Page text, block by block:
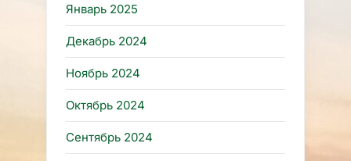
Январь 2025
Декабрь 2024
Ноябрь 2024
Октябрь 2024
Сентябрь 2024